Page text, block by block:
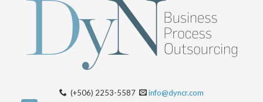
(+506) 2253-5587 info@dyncr.com